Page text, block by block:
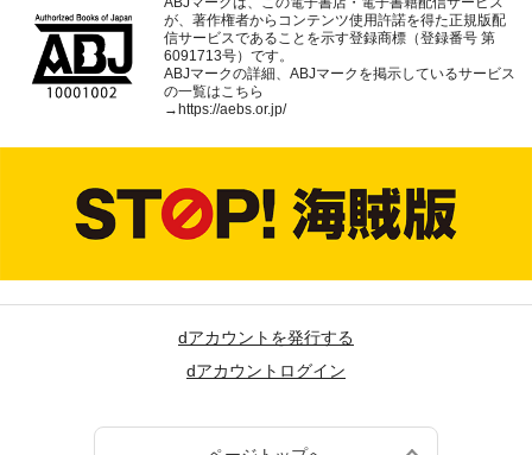
が、著作権者からコンテンツ使用許諾を得た正規版配
信サービスであることを示す登録商標（登録番号 第
6091713号）です。
ABJマークの詳細、ABJマークを掲示しているサービス
の一覧はこちら
→ https://aebs.or.jp/
dアカウントを発行する
dアカウントログイン